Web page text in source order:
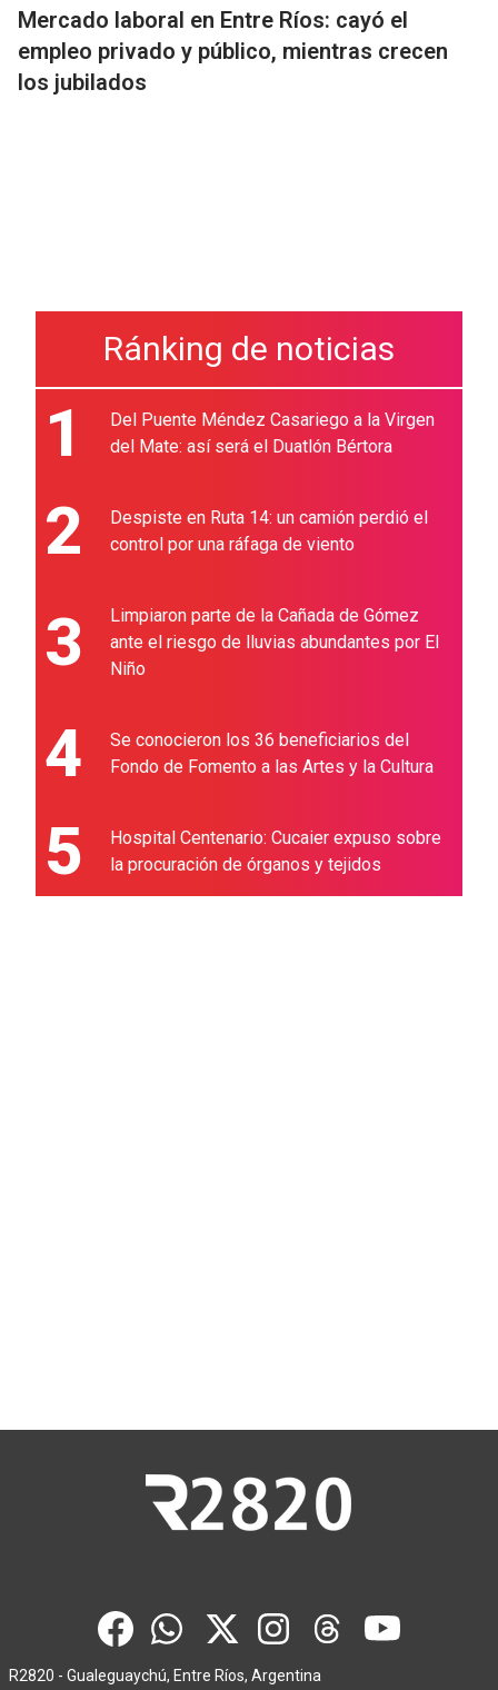
Mercado laboral en Entre Ríos: cayó el
empleo privado y público, mientras crecen
los jubilados
Ránking de noticias
1
Del Puente Méndez Casariego a la Virgen
del Mate: así será el Duatlón Bértora
2
Despiste en Ruta 14: un camión perdió el
control por una ráfaga de viento
3
Limpiaron parte de la Cañada de Gómez
ante el riesgo de lluvias abundantes por El
Niño
4
Se conocieron los 36 beneficiarios del
Fondo de Fomento a las Artes y la Cultura
5
Hospital Centenario: Cucaier expuso sobre
la procuración de órganos y tejidos
R2820 - Gualeguaychú, Entre Ríos, Argentina